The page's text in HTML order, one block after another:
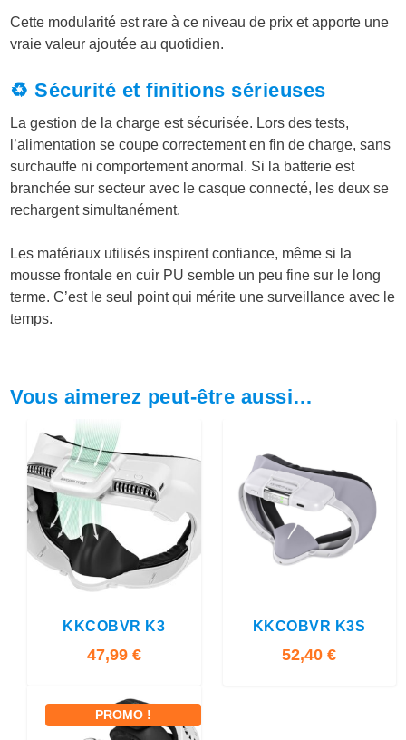
Cette modularité est rare à ce niveau de prix et apporte une
vraie valeur ajoutée au quotidien.
♻️ Sécurité et finitions sérieuses
La gestion de la charge est sécurisée. Lors des tests,
l’alimentation se coupe correctement en fin de charge, sans
surchauffe ni comportement anormal. Si la batterie est
branchée sur secteur avec le casque connecté, les deux se
rechargent simultanément.
Les matériaux utilisés inspirent confiance, même si la
mousse frontale en cuir PU semble un peu fine sur le long
terme. C’est le seul point qui mérite une surveillance avec le
temps.
Vous aimerez peut-être aussi…
5.00
KKCOBVR K3
47,99 €
KKCOBVR K3S
52,40€
PROMO !